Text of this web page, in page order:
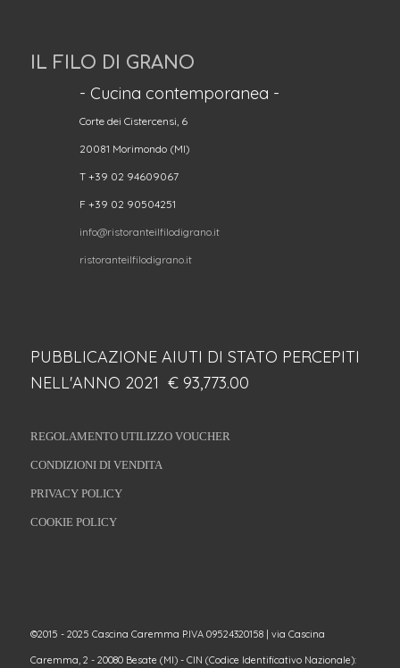
IL FILO DI GRANO
- Cucina contemporanea -
Corte dei Cistercensi, 6
20081 Morimondo (MI)
T +39 02 94609067
F +39 02 90504251
info@ristoranteilfilodigrano.it
ristoranteilfilodigrano.it
PUBBLICAZIONE AIUTI DI STATO PERCEPITI
NELL'ANNO 2021 € 93,773.00
REGOLAMENTO UTILIZZO VOUCHER
CONDIZIONI DI VENDITA
PRIVACY POLICY
COOKIE POLICY
©2015 - 2025 Cascina Caremma P.IVA 09524320158 | via Cascina
Caremma, 2 - 20080 Besate (MI) - CIN (Codice Identificativo Nazionale):